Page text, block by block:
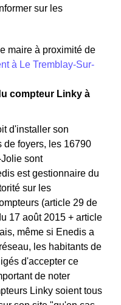
sur les
maire à proximité de
à Le Tremblay-Sur-
compteur Linky à
d'installer son
de foyers, les 16790
sont
est gestionnaire du
sur les
(article 29 de
17 août 2015 + article
même si Enedis a
les habitants de
d'accepter ce
de noter
Linky soient tous